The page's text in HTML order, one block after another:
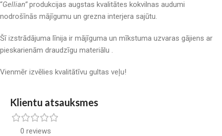
“Gellian”produkcijas augstas kvalitātes kokvilnas audumi
nodrošīnās mājīgumu un grezna interjera sajūtu.
Šī izstrādājuma līnija ir mājīguma un mīkstuma uzvaras gājiens ar
pieskarienām draudzīgu materiālu .
Vienmēr izvēlies kvalitātīvu gultas veļu!
Klientu atsauksmes
0 reviews